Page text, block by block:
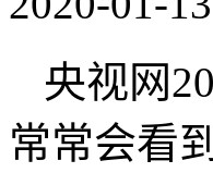
央视网
常常会看